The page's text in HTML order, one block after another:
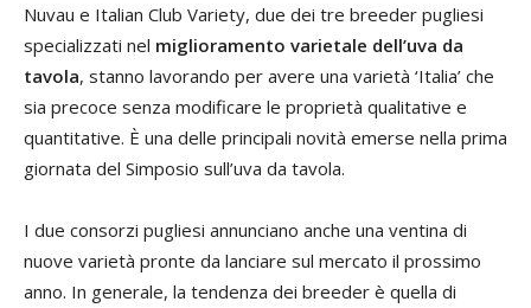
Nuvau e Italian Club Variety, due dei tre breeder pugliesi
specializzati nel miglioramento varietale dell’uva da
tavola, stanno lavorando per avere una varietà ‘Italia’ che
sia precoce senza modificare le proprietà qualitative e
quantitative. È una delle principali novità emerse nella prima
giornata del Simposio sull’uva da tavola.
I due consorzi pugliesi annunciano anche una ventina di
nuove varietà pronte da lanciare sul mercato il prossimo
anno. In generale, la tendenza dei breeder è quella di